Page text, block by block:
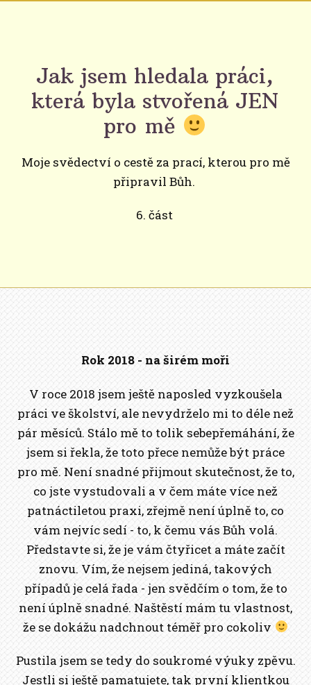
Jak jsem hledala práci,
která byla stvořená JEN
pro mě
Moje svědectví o cestě za prací, kterou pro mě
připravil Bůh.
6. část
Rok 2018 - na širém moři
V roce 2018 jsem ještě naposled vyzkoušela
práci ve školství, ale nevydrželo mi to déle než
pár měsíců. Stálo mě to tolik sebepřemáhání, že
jsem si řekla, že toto přece nemůže být práce
pro mě. Není snadné přijmout skutečnost, že to,
co jste vystudovali a v čem máte více než
patnáctiletou praxi, zřejmě není úplně to, co
vám nejvíc sedí - to, k čemu vás Bůh volá.
Představte si, že je vám čtyřicet a máte začít
znovu. Vím, že nejsem jediná, takových
případů je celá řada - jen svědčím o tom, že to
není úplně snadné. Naštěstí mám tu vlastnost,
že se dokážu nadchnout téměř pro cokoliv
Pustila jsem se tedy do soukromé výuky zpěvu.
Jestli si ještě pamatujete, tak první klientkou